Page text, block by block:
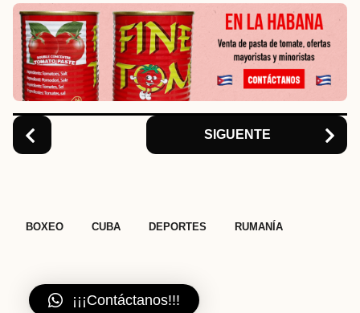
n
a
o
n
SIGUENTE
BOXEO CUBA DEPORTES RUMANÍA
¡¡¡Contáctanos!!!